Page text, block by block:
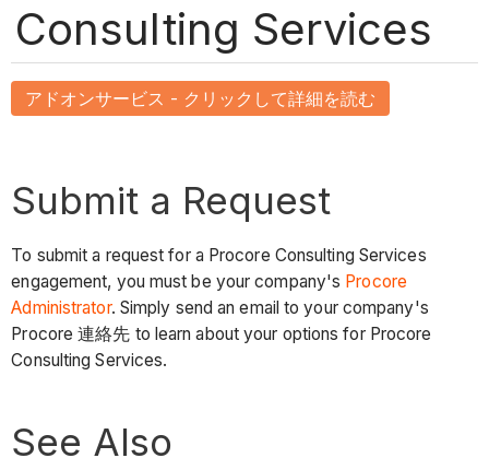
Consulting Services
アドオンサービス - クリックして詳細を読む
Submit a Request
To submit a request for a Procore Consulting Services
engagement, you must be your company's Procore
Administrator. Simply send an email to your company's
Procore 連絡先 to learn about your options for Procore
Consulting Services.
See Also